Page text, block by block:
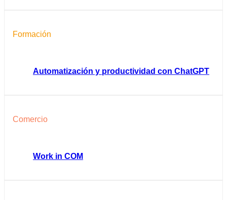
Formación
Automatización y productividad con ChatGPT
Comercio
Work in COM